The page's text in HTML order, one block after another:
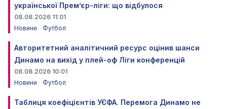
української Прем’єр-ліги: що відбулося
08.08.2026 11:01
Новини
Футбол
Авторитетний аналітичний ресурс оцінив шанси
Динамо на вихід у плей-оф Ліги конференцій
08.08.2026 10:01
Новини
Футбол
Таблиця коефіцієнтів УЄФА. Перемога Динамо не